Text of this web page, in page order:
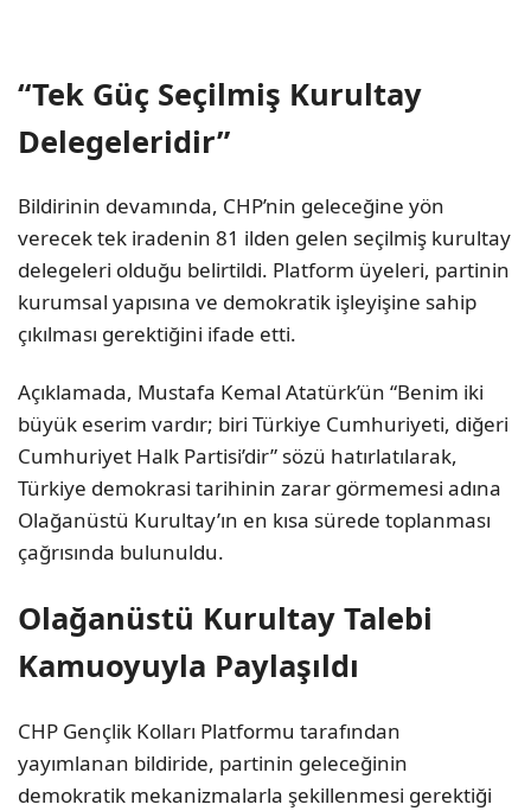
“Tek Güç Seçilmiş Kurultay
Delegeleridir”
Bildirinin devamında, CHP’nin geleceğine yön
verecek tek iradenin 81 ilden gelen seçilmiş kurultay
delegeleri olduğu belirtildi. Platform üyeleri, partinin
kurumsal yapısına ve demokratik işleyişine sahip
çıkılması gerektiğini ifade etti.
Açıklamada, Mustafa Kemal Atatürk’ün “Benim iki
büyük eserim vardır; biri Türkiye Cumhuriyeti, diğeri
Cumhuriyet Halk Partisi’dir” sözü hatırlatılarak,
Türkiye demokrasi tarihinin zarar görmemesi adına
Olağanüstü Kurultay’ın en kısa sürede toplanması
çağrısında bulunuldu.
Olağanüstü Kurultay Talebi
Kamuoyuyla Paylaşıldı
CHP Gençlik Kolları Platformu tarafından
yayımlanan bildiride, partinin geleceğinin
demokratik mekanizmalarla şekillenmesi gerektiği